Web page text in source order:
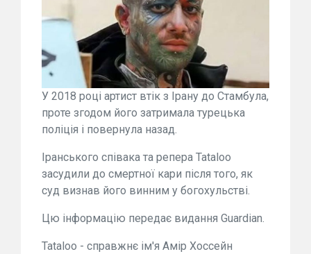
У 2018 році артист втік з Ірану до Стамбула,
проте згодом його затримала турецька
поліція і повернула назад.
Іранського співака та репера Tataloo
засудили до смертної кари після того, як
суд визнав його винним у богохульстві.
Цю інформацію передає видання Guardian.
Tataloo - справжнє ім'я Амір Хоссейн